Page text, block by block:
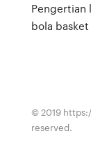
Pengertian
bola basket
© 2019
reserved.